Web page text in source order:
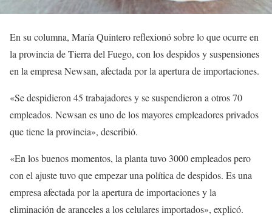
En su columna, María Quintero reflexionó sobre lo que ocurre en
la provincia de Tierra del Fuego, con los despidos y suspensiones
en la empresa Newsan, afectada por la apertura de importaciones.
«Se despidieron 45 trabajadores y se suspendieron a otros 70
empleados. Newsan es uno de los mayores empleadores privados
que tiene la provincia», describió.
«En los buenos momentos, la planta tuvo 3000 empleados pero
con el ajuste tuvo que empezar una política de despidos. Es una
empresa afectada por la apertura de importaciones y la
eliminación de aranceles a los celulares importados», explicó.